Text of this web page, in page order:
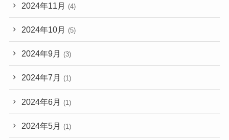
2024年11月 (4)
2024年10月 (5)
2024年9月 (3)
2024年7月 (1)
2024年6月 (1)
2024年5月 (1)